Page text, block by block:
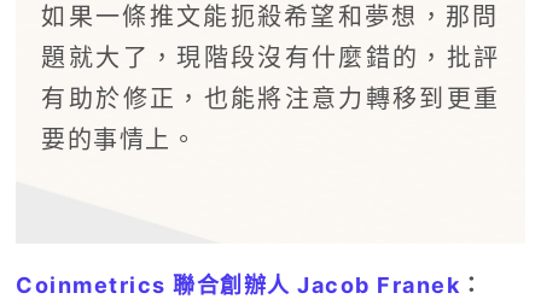
如果一條推文能扼殺希望和夢想，那問
題就大了，現階段沒有什麼錯的，批評
有助於修正，也能將注意力轉移到更重
要的事情上。
Coinmetrics 聯合創辦人 Jacob Franek ：